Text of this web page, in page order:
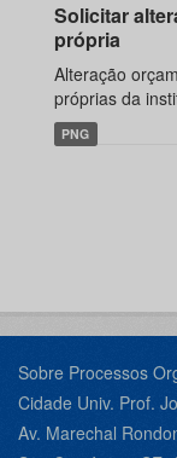
Solicitar
própria
Alteração
próprias da
PNG
Sobre Processos
Cidade Univ. Prof.
Av. Marechal